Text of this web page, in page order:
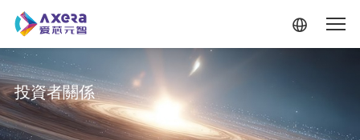
投資者關係